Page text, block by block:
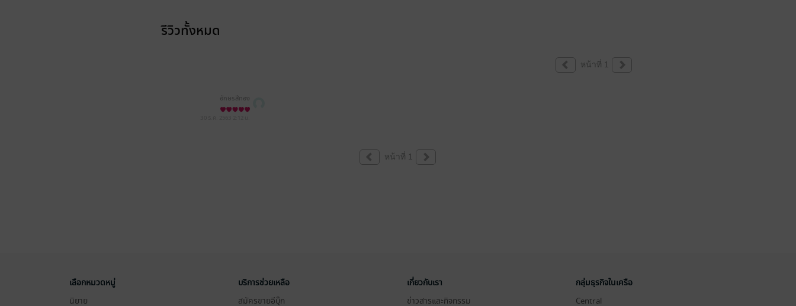
รีวิวทั้งหมด
หน้าที่ 1
อักษรสีทอง
หน้าที่ 1
เลือกหมวดหมู่
นิยาย
บริการช่วยเหลือ
สมัครขายอีบุ๊ก
เกี่ยวกับเรา
ข่าวสารและกิจกรรม
กลุ่มธุรกิจในเครือ
Central